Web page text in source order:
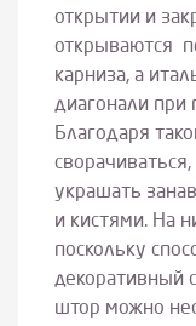
открытии и
открываются
карниза, а
диагонали при
Благодаря
украшать
и кистями. На
поскольку
декоративный
штор можно